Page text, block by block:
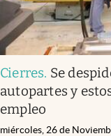
Cierres. Se
autopartes y
empleo
miércoles, 26 de